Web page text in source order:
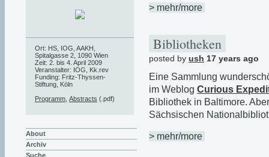
> mehr/more
Bibliotheken
posted by ush 17 years ago
Eine Sammlung
im Weblog Curious
Bibliothek in Baltimore.
Sächsischen
> mehr/more
Ort: HS, IOG, AAKH,
Spitalgasse 2, 1090 Wien
Zeit: 2. bis 4. April 2009
Veranstalter: IOG, Kk.rev
Funding: Fritz-Thyssen-
Stiftung, Köln
Programm Abstracts (.pdf)
About
Archiv
Suche